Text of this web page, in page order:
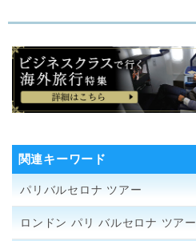
関連キーワード
パリバルセロナ ツアー
ロンドン パリ バルセロナ ツアー